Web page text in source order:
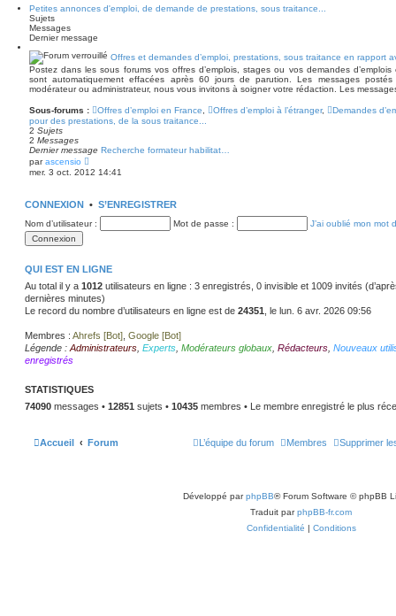
r
s
a
e
l
e
n
e
r
e
s
g
e
Petites annonces d'emploi, de demande de prestations, sous traitance...
Sujets
Messages
Dernier message
Offres et demandes d’emploi, prestations, sous traitance en rapport
Postez dans les sous forums vos offres d’emplois, stages ou vos demandes
sont automatiquement effacées après 60 jours de parution. Les messages
modérateur ou administrateur, nous vous invitons à soigner votre rédaction. Les
Sous-forums : Offres d’emploi en France Offres d’emploi à l’étranger,
Demandes
pour des prestations, de la sous traitance...
2 Sujets
2 Messages
Dernier message Recherche formateur habilitat…
parascensio
o
i
e
e
e
r
m
e
s
s
g
e
mer. 3 oct. 2012 14:41
CONNEXION • S’ENREGISTRER
Nom d’utilisateur : Mot de passe : J’ai oublié mon mot
QUI EST EN LIGNE
Au total il y a 1012 utilisateurs en ligne : 3 enregistrés, 0 invisible et 1009 invités
dernières minutes)
Le record du nombre d’utilisateurs en ligne est de 24351 , le lun. 6 avr. 2026 09:56
Membres : Ahrefs [Bot] Google [Bot]
Légende : Administrateurs Experts Modérateurs globaux Rédacteurs Nouveaux
enregistrés
STATISTIQUES
74090 messages • 12851 sujets • 10435 membres • Le membre enregistré le plus
Accueil Forum Supprimer
Membres
L’équipe du forum
Développé parphpBB® Forum Software © phpBB
Traduit parphpBB-fr.com
Confidentialité | Conditions